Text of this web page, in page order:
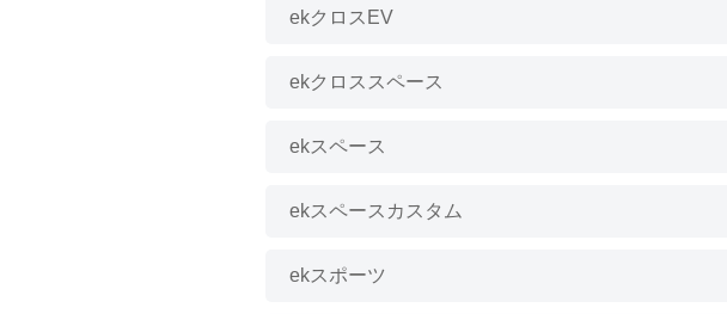
ekクロスEV
ekクロススペース
ekスペース
ekスペースカスタム
ekスポーツ